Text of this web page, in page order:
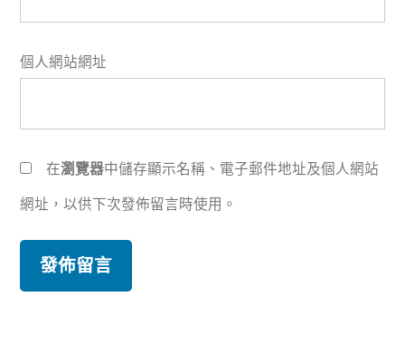
個人網站網址
在瀏覽器中儲存顯示名稱、電子郵件地址及個人網站
網址，以供下次發佈留言時使用。